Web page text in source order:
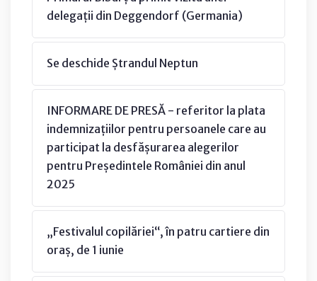
delegații din Deggendorf (Germania)
Se deschide Ștrandul Neptun
INFORMARE DE PRESĂ - referitor la plata
indemnizațiilor pentru persoanele care au
participat la desfășurarea alegerilor
pentru Președintele României din anul
2025
„Festivalul copilăriei“, în patru cartiere din
oraș, de 1 iunie